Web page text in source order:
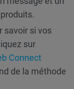
savoir si vos
sur
Connect
de la méthode